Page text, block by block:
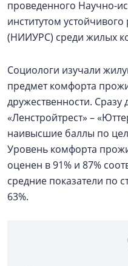
проведенного Научно-
институтом устойчивого
(НИИУРС) среди жилых
Социологи изучали
предмет комфорта
дружественности. Сразу
«Ленстройтрест» –
наивысшие баллы по
Уровень комфорта
оценен в 91% и 87%
средние показатели по
63%.